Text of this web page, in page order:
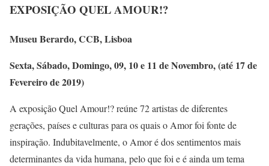
EXPOSIÇÃO QUEL AMOUR!?
Museu Berardo, CCB, Lisboa
Sexta, Sábado, Domingo, 09, 10 e 11 de Novembro, (até 17 de
Fevereiro de 2019)
A exposição Quel Amour!? reúne 72 artistas de diferentes
gerações, países e culturas para os quais o Amor foi fonte de
inspiração. Indubitavelmente, o Amor é dos sentimentos mais
determinantes da vida humana, pelo que foi e é ainda um tema